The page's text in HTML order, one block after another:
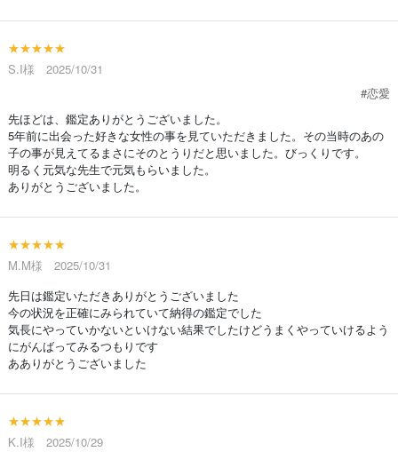
★★★★★
S.I様 2025/10/31
#恋愛
先ほどは、鑑定ありがとうございました。
5年前に出会った好きな女性の事を見ていただきました。その当時のあの
子の事が見えてるまさにそのとうりだと思いました。びっくりです。
明るく元気な先生で元気もらいました。
ありがとうございました。
★★★★★
M.M様 2025/10/31
先日は鑑定いただきありがとうございました
今の状況を正確にみられていて納得の鑑定でした
気長にやっていかないといけない結果でしたけどうまくやっていけるよう
にがんばってみるつもりです
あありがとうございました
★★★★★
K.I様 2025/10/29